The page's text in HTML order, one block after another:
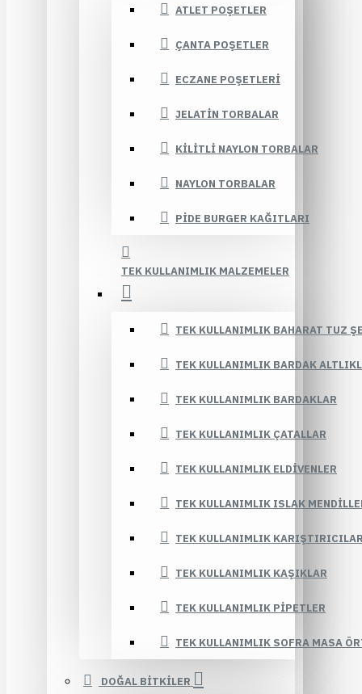
ATLET POŞETLER
ÇANTA POŞETLER
ECZANE POŞETLERI
JELATIN TORBALAR
KILITLI NAYLON TORBALAR
NAYLON TORBALAR
PIDE BURGER KAĞITLARI
TEK KULLANIMLIK MALZEMELER
TEK KULLANIMLIK BAHARAT TUZ
TEK KULLANIMLIK BARDAK
TEK KULLANIMLIK BARDAKLAR
TEK KULLANIMLIK ÇATALLAR
TEK KULLANIMLIK ELDIVENLER
TEK KULLANIMLIK ISLAK
TEK KULLANIMLIK
TEK KULLANIMLIK KAŞIKLAR
TEK KULLANIMLIK PIPETLER
TEK KULLANIMLIK SOFRA MASA
DOĞAL BİTKİLER